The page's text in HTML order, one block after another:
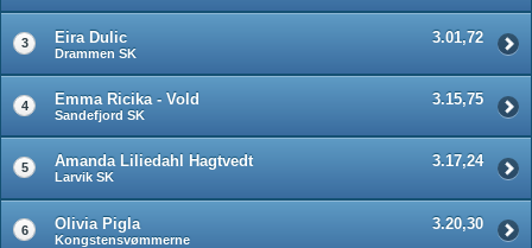
3 Eira Dulic
Drammen SK
3.01,72
4 Emma Ricika - Vold
Sandefjord SK
3.15,75
5 Amanda Liliedahl Hagtvedt
Larvik SK
3.17,24
6 Olivia Pigla
Kongstensvømmerne
3.20,30